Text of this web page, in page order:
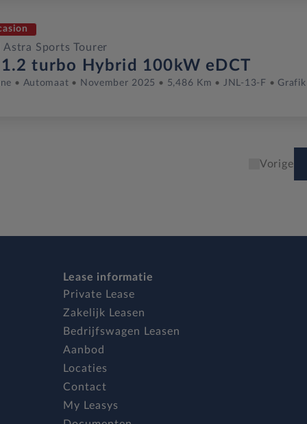
Astra Sports Tourer
1.2 turbo Hybrid 100kW eDCT
Automaat November 2025 5,486 Km JNL-13-F
Vorige
Lease informatie
Private Lease
Zakelijk Leasen
Bedrijfswagen Leasen
Aanbod
Locaties
Contact
My Leasys